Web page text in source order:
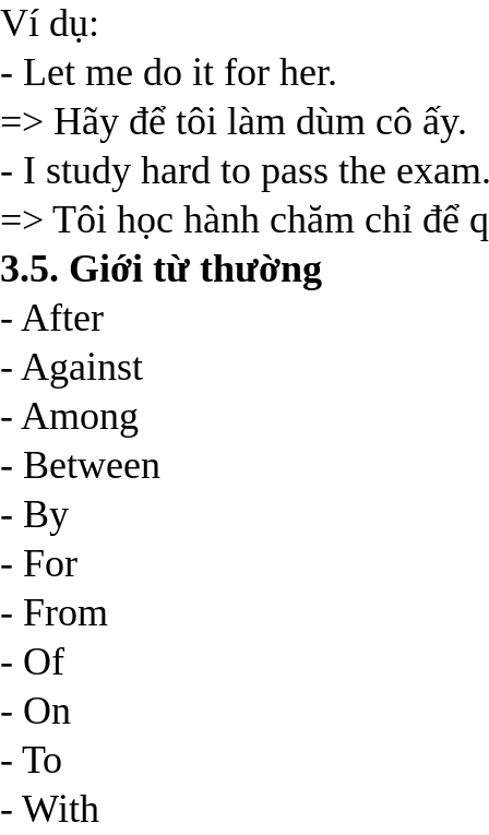
Ví dụ:
- Let me do it for her.
=> Hãy để tôi làm dùm cô ấy.
- I study hard to pass the
=> Tôi học hành chăm chỉ để
3.5. Giới từ thường
- After
- Against
- Among
- Between
- By
- For
- From
- Of
- On
- To
- With